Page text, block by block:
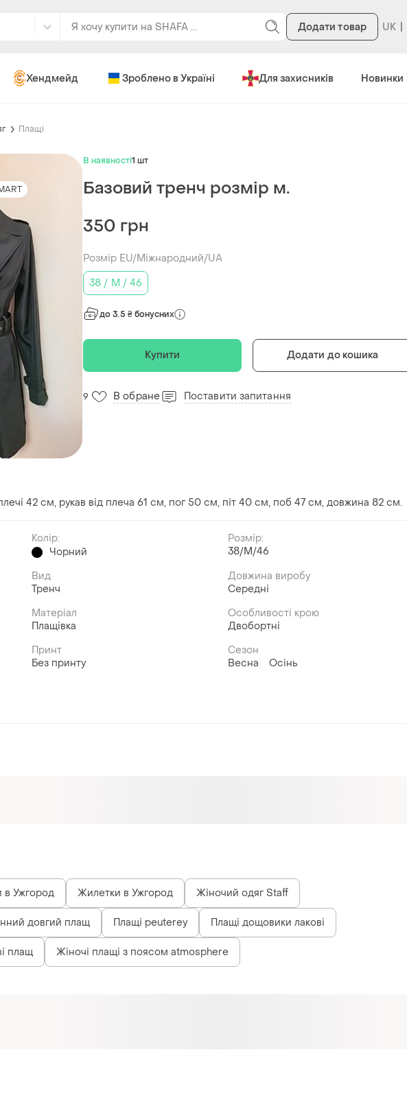
Додати товар
Хендмейд Зроблено в Україні Для захисників Новинки
Плащі
В наявності1 шт
Базовий тренч розмір м.
350 грн
Розмір EU/Міжнародний/UA
38 / M / 46
до 3.5 ₴ бонусних
Купити Додати до кошика
9 В обране Поставити запитання
42 см, рукав від плеча 61 см, пог 50 см, піт 40 см, поб 47 см, довжина 82 см.
Колір:
Чорний
Розмір:
38/M/46
Вид
Тренч
Довжина виробу
Середні
Матеріал
Плащівка
Особливості крою
Двобортні
Принт
Без принту
Сезон
Весна
Осінь
в Ужгород Жилетки в Ужгород Жіночий одяг Staff
довгий плащ Плащі peuterey Плащі дощовики лакові
плащ Жіночі плащі з поясом atmosphere